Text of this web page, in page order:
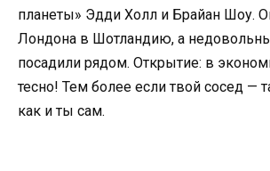
планеты» Эдди Холл и Брайан Шоу.
Лондона в Шотландию, а
посадили рядом. Открытие: в
тесно! Тем более если твой сосед —
как и ты сам.